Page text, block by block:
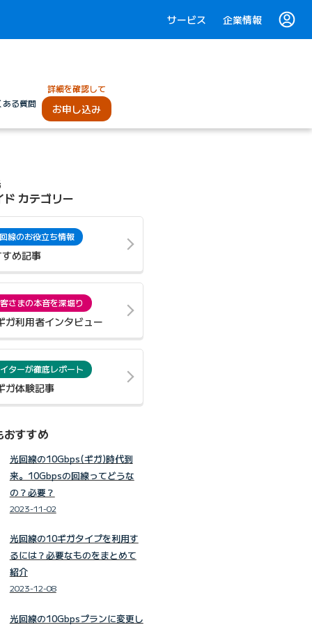
サービス 企業情報
ある質問
詳細を確認して
お申し込み
ド カテゴリー
線のお役立ち情報
め記事
さまの本音を深堀り
ガ利用者インタビュー
ターが徹底レポート
ガ体験記事
すすめ
光回線の10Gbps(ギガ)時代到
来。10Gbpsの回線ってどうな
の？必要？
2023-11-02
光回線の10ギガタイプを利用す
るには？必要なものをまとめて
紹介
2023-12-08
光回線の10Gbpsプランに変更し